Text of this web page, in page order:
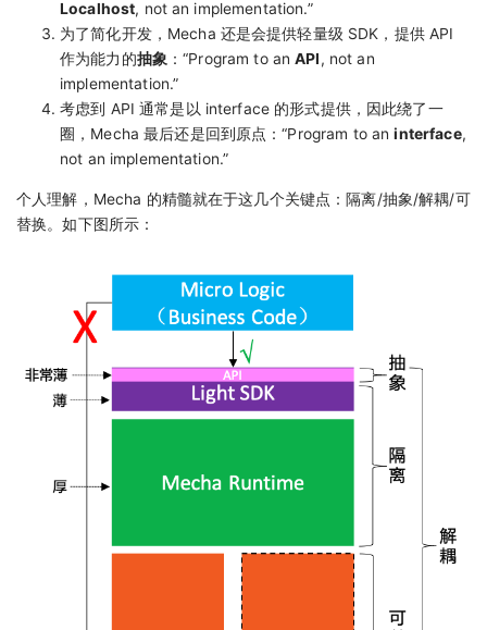
Localhost, not an implementation.”
为了简化开发，Mecha 还是会提供轻量级 SDK，提供 API
作为能力的抽象 ：“Program to anAPI, not an
implementation.”
考虑到 API 通常是以 interface 的形式提供，因此绕了一
圈，Mecha 最后还是回到原点：“Program to aninterface,
not an implementation.”
个人理解，Mecha 的精髓就在于这几个关键点：隔离/抽象/解耦/可
替换。如下图所示：